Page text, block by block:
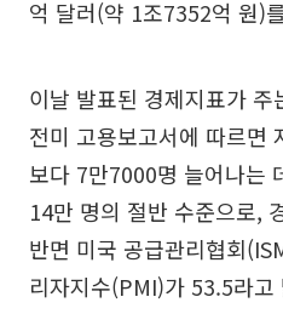
억 달러(약 1조7352억 원)
이날 발표된 경제지표가
전미 고용보고서에 따르면
보다 7만7000명 늘어나는
14만 명의 절반 수준으로,
반면 미국 공급관리협회
리자지수(PMI)가 53.5라